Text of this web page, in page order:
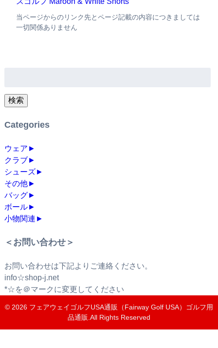
当ページからのリンク先とページ記載の内容につきましては
一切関係ありません
検索
Categories
ウェア ►
クラブ►
シューズ►
その他►
バッグ►
ボール►
小物関連 ►
＜お問い合わせ＞
お問い合わせは下記よりご連絡ください。
info☆shop-j.net
*☆を＠マークに変更してください
© 2026 フェアウェイゴルフUSA通販（Fairway Golf USA）ゴルフ用
品通販 .All Rights Reserved